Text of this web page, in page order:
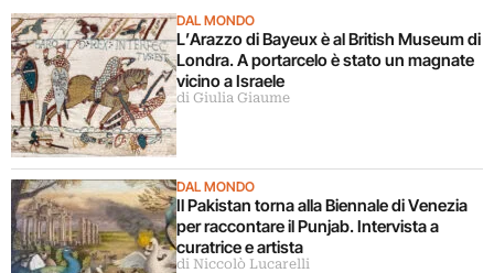
DAL MONDO
L’Arazzo di Bayeux è al British Museum di
Londra. A portarcelo è stato un magnate
vicino a Israele
di Giulia Giaume
DAL MONDO
Il Pakistan torna alla Biennale di Venezia
per raccontare il Punjab. Intervista a
curatrice e artista
di Niccolò Lucarelli